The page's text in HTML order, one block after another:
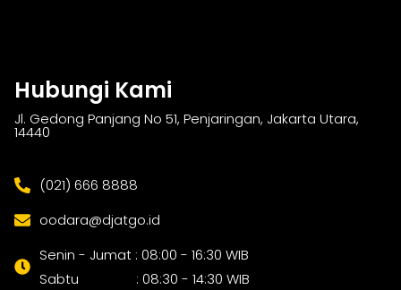
Hubungi Kami
Jl. Gedong Panjang No 51, Penjaringan, Jakarta Utara,
14440
(021) 666 8888
oodara@djatgo.id
Senin - Jumat : 08:00 - 16:30 WIB
Sabtu : 08:30 - 14:30 WIB